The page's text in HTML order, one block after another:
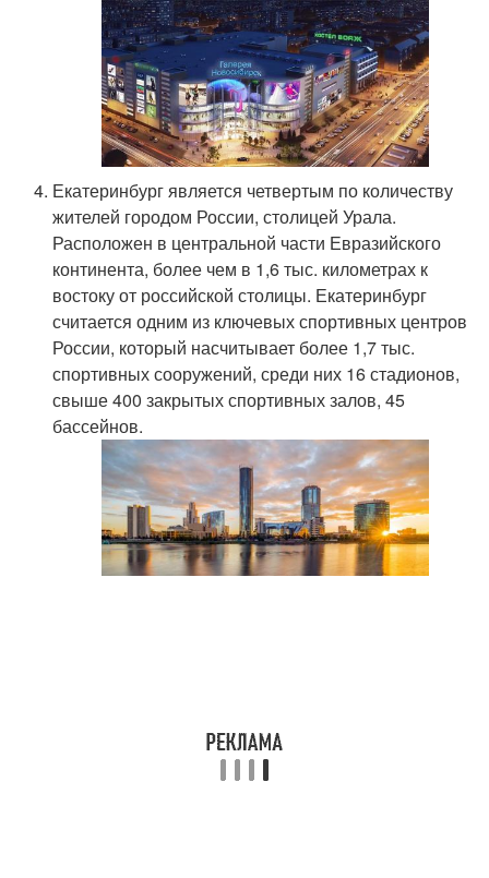
Екатеринбург является четвертым по количеству
жителей городом России, столицей Урала.
Расположен в центральной части Евразийского
континента, более чем в 1,6 тыс. километрах к
востоку от российской столицы. Екатеринбург
считается одним из ключевых спортивных центров
России, который насчитывает более 1,7 тыс.
спортивных сооружений, среди них 16 стадионов,
свыше 400 закрытых спортивных залов, 45
бассейнов.